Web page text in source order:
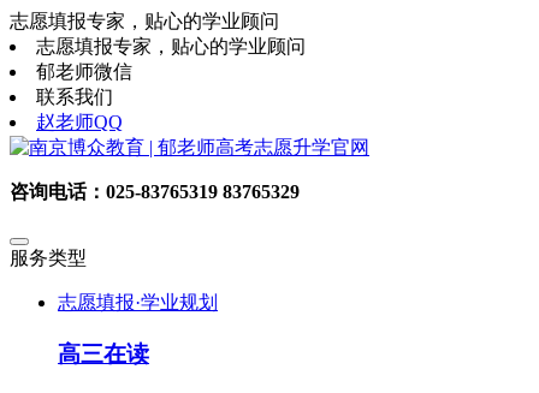
志愿填报专家，贴心的学业顾问
志愿填报专家，贴心的学业顾问
郁老师微信
联系我们
赵老师QQ
咨询电话：025-83765319 83765329
服务类型
志愿填报·学业规划
高三在读